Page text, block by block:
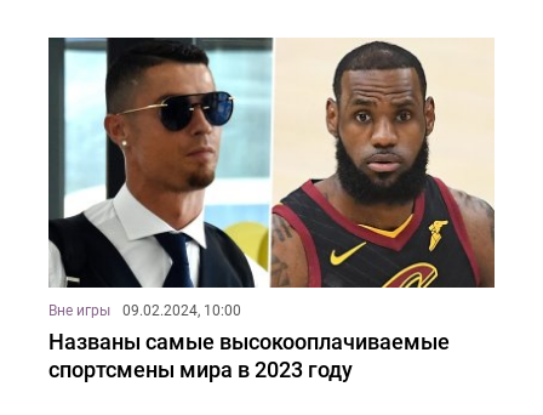
Вне игры 09.02.2024, 10:00
Названы самые высокооплачиваемые
спортсмены мира в 2023 году